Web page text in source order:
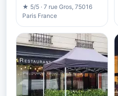
★ 5/5 · 7 rue Gros, 75016
Paris France